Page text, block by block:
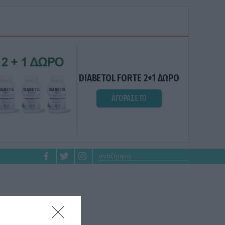
DIABETOL FORTE 2+1 ΔΩΡΟ
ΑΓΟΡΑΣΕ ΤΟ